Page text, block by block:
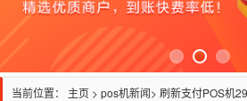
当前位置： 主页 > pos机新闻> 刷新支付POS机